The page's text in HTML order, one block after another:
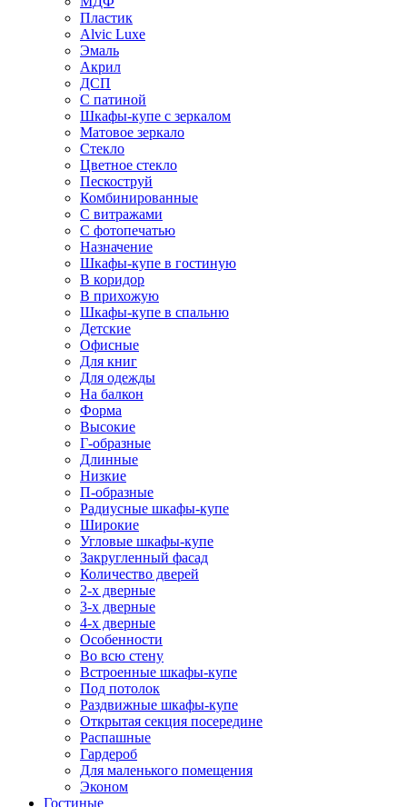
Пластик
Alvic Luxe
Эмаль
Акрил
ДСП
С патиной
Шкафы-купе с зеркалом
Матовое зеркало
Стекло
Цветное стекло
Пескоструй
Комбинированные
С витражами
С фотопечатью
Назначение
Шкафы-купе в гостиную
В коридор
В прихожую
Шкафы-купе в спальню
Детские
Офисные
Для книг
Для одежды
На балкон
Форма
Высокие
Г-образные
Длинные
Низкие
П-образные
Радиусные шкафы-купе
Широкие
Угловые шкафы-купе
Закругленный фасад
Количество дверей
2-х дверные
3-х дверные
4-х дверные
Особенности
Во всю стену
Встроенные шкафы-купе
Под потолок
Раздвижные шкафы-купе
Открытая секция посередине
Распашные
Гардероб
Для маленького помещения
Эконом
Гостиные